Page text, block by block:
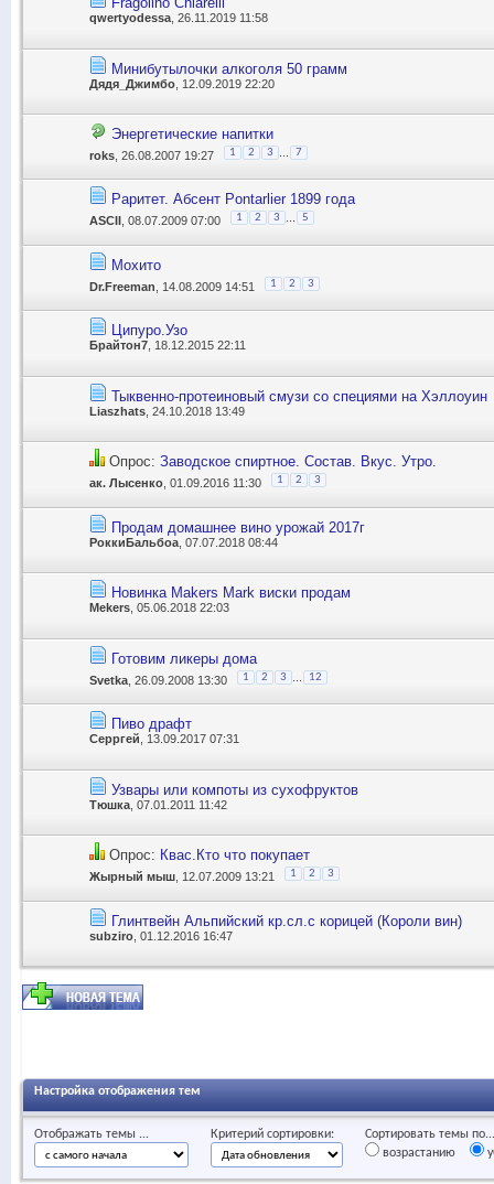
qwertyodessa , 26.11.2019 11:58
Минибутылочки алкоголя 50 грамм
Дядя_Джимбо , 12.09.2019 22:20
Энергетические напитки
roks , 26.08.2007 19:27 1 2 3 7
Раритет. Абсент Pontarlier 1899 года
ASCII , 08.07.2009 07:00 1 2 3 5
Мохито
Dr.Freeman , 14.08.2009 14:51 1 2 3
Ципуро.Узо
Брайтон7, 18.12.2015 22:11
Тыквенно-протеиновый смузи со специями на Хэллоуин
Liaszhats , 24.10.2018 13:49
Опрос: Заводское спиртное. Состав. Вкус. Утро.
ак. Лысенко , 01.09.2016 11:30 1 2 3
Продам домашнее вино урожай 2017г
РоккиБальбоа , 07.07.2018 08:44
Новинка Makers Mark виски продам
Mekers , 05.06.2018 22:03
Готовим ликеры дома
Svetka , 26.09.2008 13:30 1 2 3 12
Пиво драфт
Серргей , 13.09.2017 07:31
Узвары или компоты из сухофруктов
Тюшка , 07.01.2011 11:42
Опрос: Квас.Кто что покупает
Жырный мыш , 12.07.2009 13:21 1 2 3
Глинтвейн Альпийский кр.сл.с корицей (Короли вин)
subziro , 01.12.2016 16:47
Настройка отображения тем
Отображать темы ... Критерий сортировки:
Сортировать темы по...
возрастанию